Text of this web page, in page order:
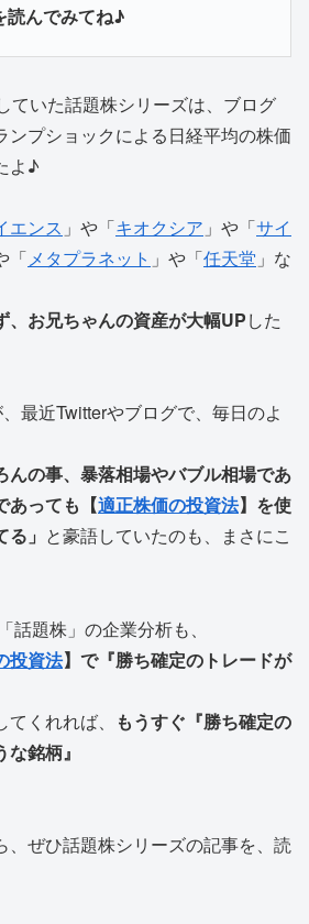
読んでみてね♪
ていた話題株シリーズは、ブログ
ンプショックによる日経平均の株価
よ♪
エンス 」や「キオクシア 」や「サイ
「メタプラネット 」や「任天堂 」な
、お兄ちゃんの資産が大幅UPした
最近Twitterやブログで、毎日のよ
んの事、暴落相場やバブル相場であ
あっても【適正株価の投資法】を使
」 と豪語していたのも、まさにこ
題株」の企業分析も、
投資法】で『勝ち確定のトレードが
くれれば、
もうすぐ『勝ち確定の
銘柄』
、ぜひ話題株シリーズの記事を、読